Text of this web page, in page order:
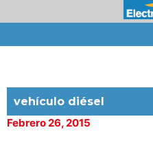
vehículo diésel
Febrero 26, 2015